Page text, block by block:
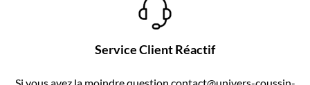
Service Client Réactif